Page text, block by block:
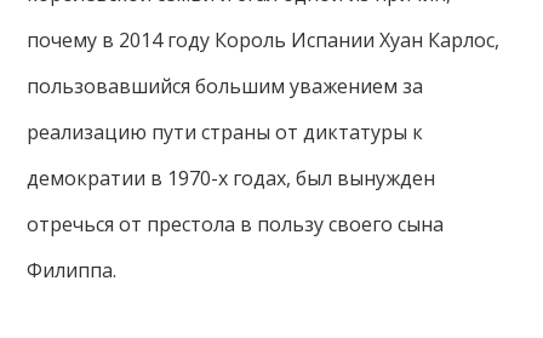
почему в 2014 году Король Испании Хуан Карлос,
пользовавшийся большим уважением за
реализацию пути страны от диктатуры к
демократии в 1970-х годах, был вынужден
отречься от престола в пользу своего сына
Филиппа.